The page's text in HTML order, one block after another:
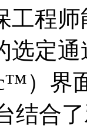
工程
定通
）界
结合